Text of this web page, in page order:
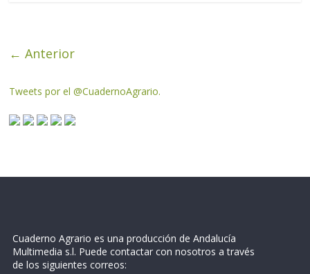
← Anterior
Tweets por el @CuadernoAgrario.
Cuaderno Agrario es una producción de Andalucía
Multimedia s.l. Puede contactar con nosotros a través
de los siguientes correos: